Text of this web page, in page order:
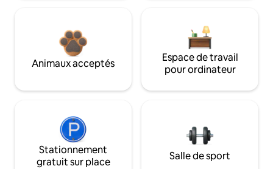
Animaux acceptés
Espace de travail
pour ordinateur
Stationnement
gratuit sur place
Salle de sport